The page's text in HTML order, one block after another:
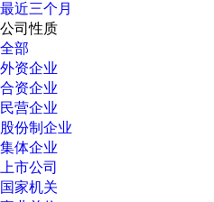
最近三个月
公司性质
全部
外资企业
合资企业
民营企业
股份制企业
集体企业
上市公司
国家机关